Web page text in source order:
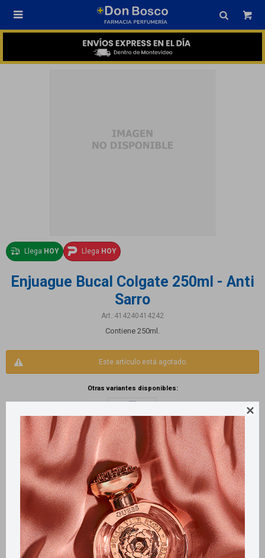


Llega HOY Llega HOY
Enjuague Bucal Colgate 250ml - Anti
Sarro
414240414242
Contiene 250ml.
Este artículo está agotado.
Otras variantes disponibles:
Productos que te pueden interesar